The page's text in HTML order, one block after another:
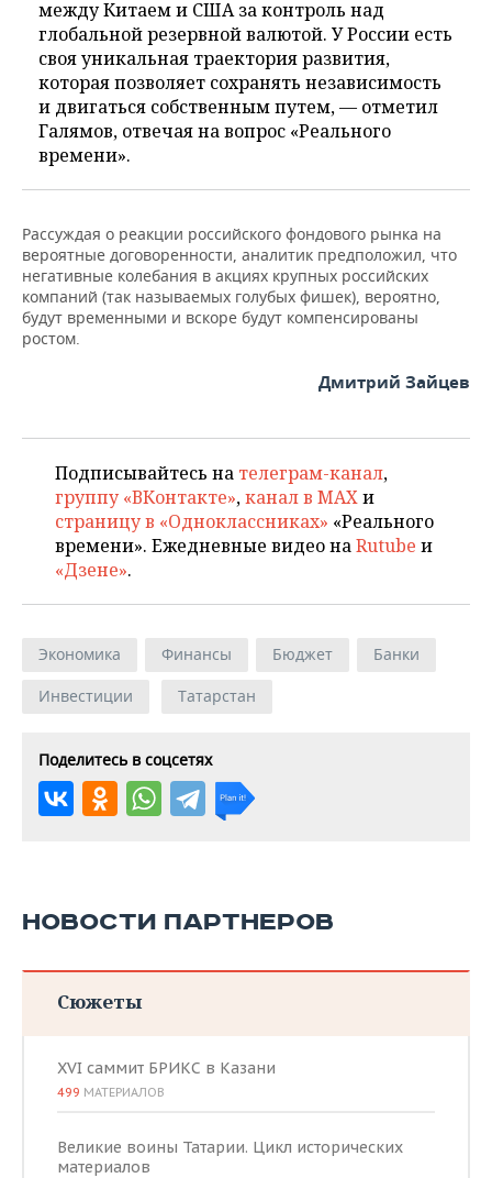
между Китаем и США за контроль над
глобальной резервной валютой. У России есть
своя уникальная траектория развития,
которая позволяет сохранять независимость
и двигаться собственным путем, — отметил
Галямов, отвечая на вопрос «Реального
времени».
Рассуждая о реакции российского фондового рынка на
вероятные договоренности, аналитик предположил, что
негативные колебания в акциях крупных российских
компаний (так называемых голубых фишек), вероятно,
будут временными и вскоре будут компенсированы
ростом.
Дмитрий Зайцев
Подписывайтесь на телеграм-канал,
группу «ВКонтакте»,канал в MAXи
страницу в «Одноклассниках» «Реального
времени». Ежедневные видео наRutube и
«Дзене».
Экономика Финансы Бюджет
Банки
Инвестиции
Татарстан
Поделитесь в соцсетях
НОВОСТИ ПАРТНЕРОВ
Сюжеты
XVI саммит БРИКС в Казани
499 МАТЕРИАЛОВ
Великие воины Татарии. Цикл исторических
материалов